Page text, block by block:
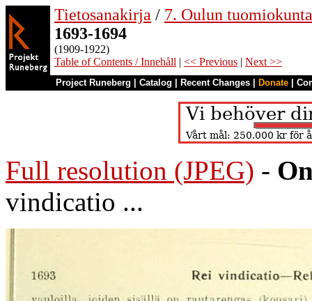
Tietosanakirja / 7. Oulun
1693-1694
(1909-1922)
Table of Contents / Innehåll | << Previous | Next >>
Project Runeberg Catalog Recent Changes Donate
Full resolution (JPEG) -
vindicatio ...